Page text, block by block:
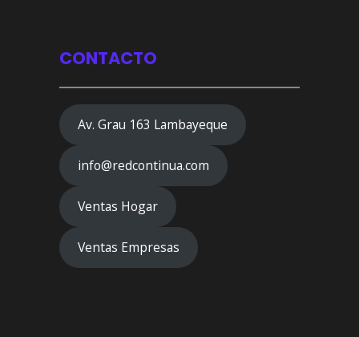
CONTACTO
Av. Grau 163 Lambayeque
info@redcontinua.com
Ventas Hogar
Ventas Empresas